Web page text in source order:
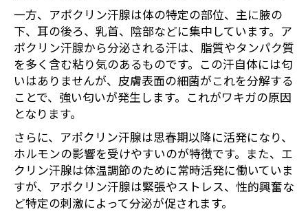
一方、アポクリン汗腺は体の特定の部位、主に腋の
下、耳の後ろ、乳首、陰部などに集中しています。ア
ポクリン汗腺から分泌される汗は、脂質やタンパク質
を多く含む粘り気のあるものです。この汗自体には匂
いはありませんが、皮膚表面の細菌がこれを分解する
ことで、強い匂いが発生します。これがワキガの原因
となります。
さらに、アポクリン汗腺は思春期以降に活発になり、
ホルモンの影響を受けやすいのが特徴です。また、エ
クリン汗腺は体温調節のために常時活発に働いていま
すが、アポクリン汗腺は緊張やストレス、性的興奮な
ど特定の刺激によって分泌が促されます。